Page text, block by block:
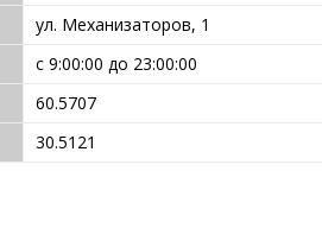
ул. Механизаторов, 1
с 9:00:00 до 23:00:00
60.5707
30.5121